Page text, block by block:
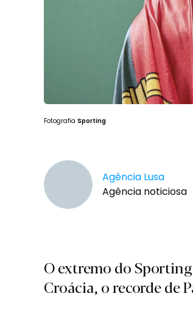
Fotografia Sporting
Agência Lusa
Agência noticiosa
O extremo do
Croácia, o recorde de